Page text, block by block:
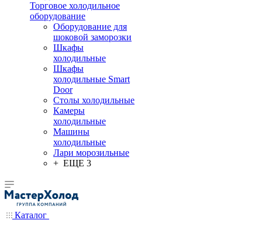
Торговое холодильное
оборудование
Оборудование для
шоковой заморозки
Шкафы
холодильные
Шкафы
холодильные Smart
Door
Столы холодильные
Камеры
холодильные
Машины
холодильные
Лари морозильные
+ ЕЩЕ 3
Каталог